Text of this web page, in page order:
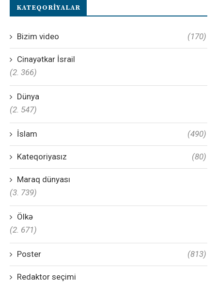
KATEQORIYALAR
Bizim video (170)
Cinayətkar İsrail
(2. 366)
Dünya
(2. 547)
İslam (490)
Kateqoriyasız (80)
Maraq dünyası
(3. 739)
Ölkə
(2. 671)
Poster (813)
Redaktor seçimi